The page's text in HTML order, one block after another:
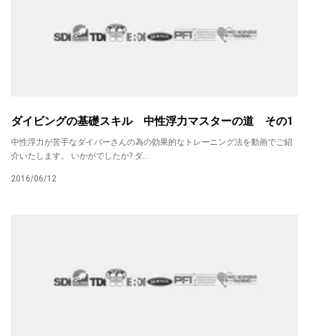
ダイビングの基礎スキル 中性浮力マスターの道 その1
中性浮力が苦手なダイバーさんの為の効果的なトレーニング法を動画でご紹
介いたします。 いかがでしたか? ダ...
2016/06/12